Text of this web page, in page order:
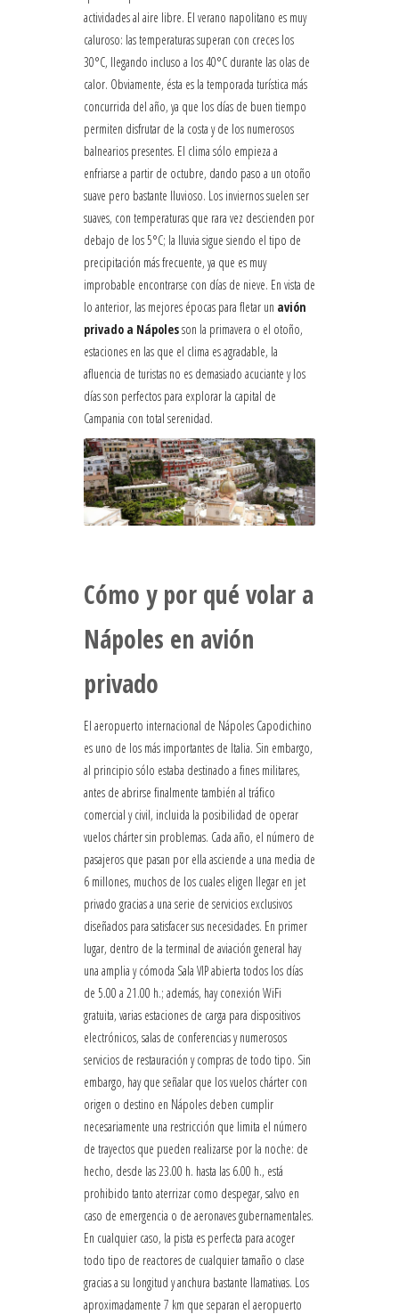
actividades al aire libre. El verano napolitano es muy
caluroso: las temperaturas superan con creces los
30°C, llegando incluso a los 40°C durante las olas de
calor. Obviamente, ésta es la temporada turística más
concurrida del año, ya que los días de buen tiempo
permiten disfrutar de la costa y de los numerosos
balnearios presentes. El clima sólo empieza a
enfriarse a partir de octubre, dando paso a un otoño
suave pero bastante lluvioso. Los inviernos suelen ser
suaves, con temperaturas que rara vez descienden por
debajo de los 5°C; la lluvia sigue siendo el tipo de
precipitación más frecuente, ya que es muy
improbable encontrarse con días de nieve. En vista de
lo anterior, las mejores épocas para fletar un avión
privado a Nápolesson la primavera o el otoño,
estaciones en las que el clima es agradable, la
afluencia de turistas no es demasiado acuciante y los
días son perfectos para explorar la capital de
Campania con total serenidad.
Cómo y por qué volar a
Nápoles en avión
privado
El aeropuerto internacional de Nápoles Capodichino
es uno de los más importantes de Italia. Sin embargo,
al principio sólo estaba destinado a fines militares,
antes de abrirse finalmente también al tráfico
comercial y civil, incluida la posibilidad de operar
vuelos chárter sin problemas. Cada año, el número de
pasajeros que pasan por ella asciende a una media de
6 millones, muchos de los cuales eligen llegar en jet
privado gracias a una serie de servicios exclusivos
diseñados para satisfacer sus necesidades. En primer
lugar, dentro de la terminal de aviación general hay
una amplia y cómoda Sala VIP abierta todos los días
de 5.00 a 21.00 h.; además, hay conexión WiFi
gratuita, varias estaciones de carga para dispositivos
electrónicos, salas de conferencias y numerosos
servicios de restauración y compras de todo tipo. Sin
embargo, hay que señalar que los vuelos chárter con
origen o destino en Nápoles deben cumplir
necesariamente una restricción que limita el número
de trayectos que pueden realizarse por la noche: de
hecho, desde las 23.00 h. hasta las 6.00 h., está
prohibido tanto aterrizar como despegar, salvo en
caso de emergencia o de aeronaves gubernamentales.
En cualquier caso, la pista es perfecta para acoger
todo tipo de reactores de cualquier tamaño o clase
gracias a su longitud y anchura bastante llamativas. Los
aproximadamente 7 km que separan el aeropuerto